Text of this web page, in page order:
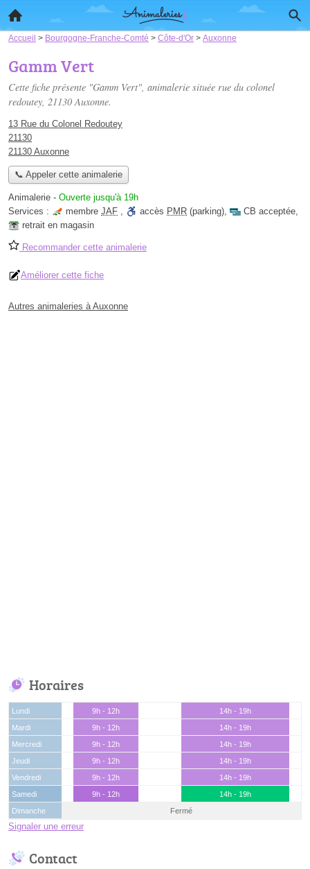
Accueil > Bourgogne-Franche-Comté > Côte-d'Or > Auxonne
Gamm Vert
Cette fiche présente "Gamm Vert", animalerie située rue du colonel
redoutey, 21130 Auxonne.
13 Rue du Colonel Redoutey
21130
21130 Auxonne
📞 Appeler cette animalerie
Animalerie - Ouverte jusqu'à 19h
Services :
membre JAF , accès PMR (parking), CB acceptée,
retrait en magasin
Recommander cette animalerie
Améliorer cette fiche
Autres animaleries à Auxonne
Horaires
Lundi 9h - 12h
14h - 19h
Mardi
9h - 12h
14h - 19h
Mercredi
9h - 12h
14h - 19h
Jeudi
9h - 12h
14h - 19h
Vendredi
9h - 12h
14h - 19h
Samedi
9h - 12h
14h - 19h
Dimanche
Fermé
Signaler une erreur
Contact